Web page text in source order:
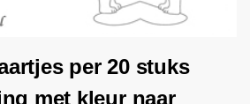
per 20 stuks
met kleur naar